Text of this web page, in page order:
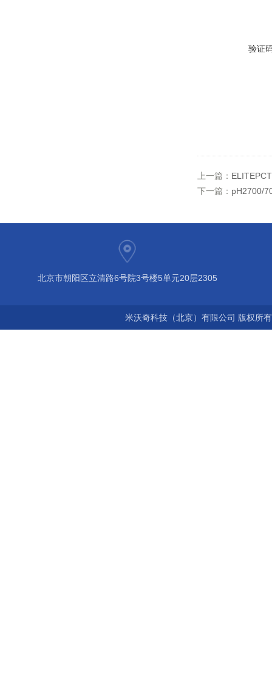
验证
上一篇：
下一篇： pH2700/
北京市朝阳区立清路6号院3号楼5单元20层2305
米沃奇科技（北京）有限公司 版权所